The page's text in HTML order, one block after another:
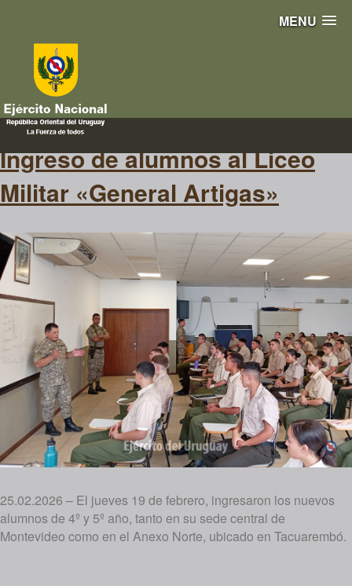
MENU
ingreso
Ingreso de alumnos al Liceo
Militar «General Artigas»
25.02.2026 – El jueves 19 de febrero, ingresaron los nuevos
alumnos de 4º y 5º año, tanto en su sede central de
Montevideo como en el Anexo Norte, ubicado en Tacuarembó.